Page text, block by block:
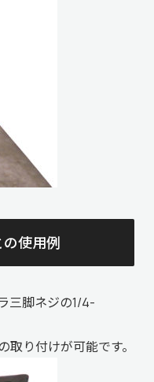
使用例
三脚ネジの1/4-
り付けが可能です。